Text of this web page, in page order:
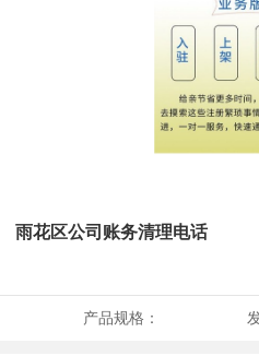
雨花区公司账务清理电话
产品规格：